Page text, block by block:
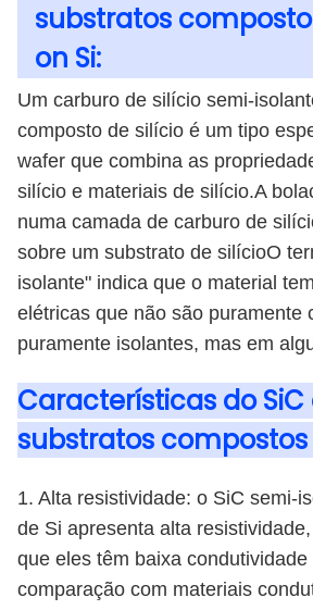
substratos
on Si:
Um carburo de silício semi-
composto de silício é um tipo
wafer que combina as
silício e materiais de silício.A
numa camada de carburo de
sobre um substrato de silícioO
isolante" indica que o material
elétricas que não são puramente
puramente isolantes, mas em
Características do
substratos compostos
1. Alta resistividade: o SiC semi-
de Si apresenta alta
que eles têm baixa condutividade
comparação com materiais